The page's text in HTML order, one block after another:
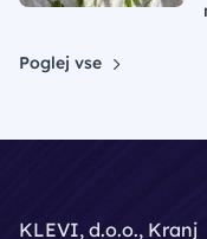
Poglej vse
KLEVI, d.o.o., Kranj